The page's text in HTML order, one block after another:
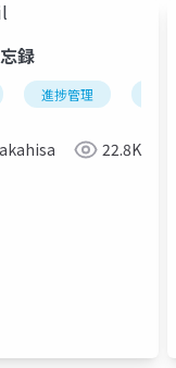
録
進捗管理
22.8K